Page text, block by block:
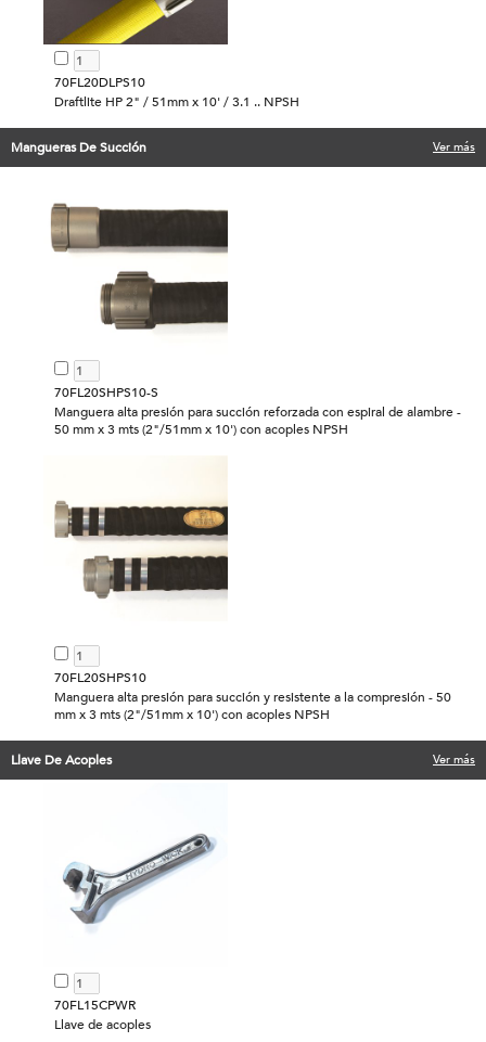
70FL20DLPS10
Draftlite HP 2" / 51mm x 10' / 3.1 .. NPSH
Mangueras De Succión Ver más
70FL20SHPS10-S
Manguera alta presión para succión reforzada con espiral de alambre -
50 mm x 3 mts (2"/51mm x 10') con acoples NPSH
70FL20SHPS10
Manguera alta presión para succión y resistente a la compresión - 50
mm x 3 mts (2"/51mm x 10') con acoples NPSH
Llave De Acoples Ver más
70FL15CPWR
Llave de acoples